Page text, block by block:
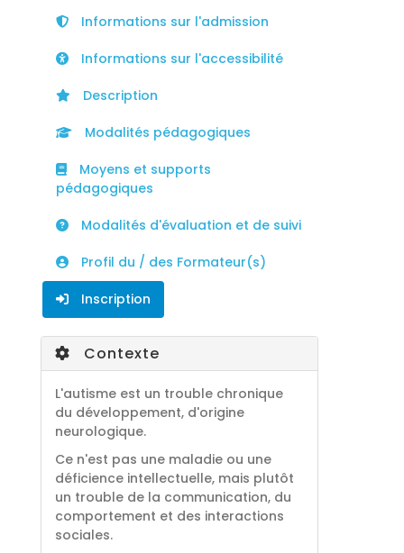
Informations sur l'admission
Informations sur l'accessibilité
Description
Modalités pédagogiques
Moyens et supports
pédagogiques
Modalités d'évaluation et de suivi
Profil du / des Formateur(s)
Inscription
Contexte
L'autisme est un trouble chronique
du développement, d'origine
neurologique.
Ce n'est pas une maladie ou une
déficience intellectuelle, mais plutôt
un trouble de la communication, du
comportement et des interactions
sociales.